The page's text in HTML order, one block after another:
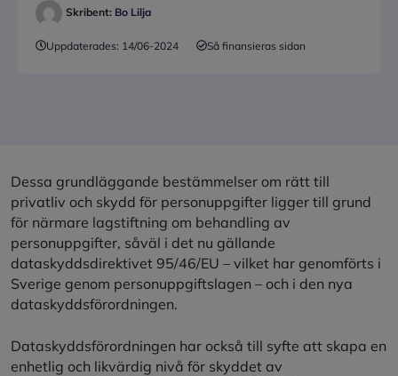
Skribent: Bo Lilja
Uppdaterades: 14/06-2024 Så finansieras sidan
Dessa grundläggande bestämmelser om rätt till
privatliv och skydd för personuppgifter ligger till grund
för närmare lagstiftning om behandling av
personuppgifter, såväl i det nu gällande
dataskyddsdirektivet 95/46/EU – vilket har genomförts i
Sverige genom personuppgiftslagen – och i den nya
dataskyddsförordningen.
Dataskyddsförordningen har också till syfte att skapa en
enhetlig och likvärdig nivå för skyddet av